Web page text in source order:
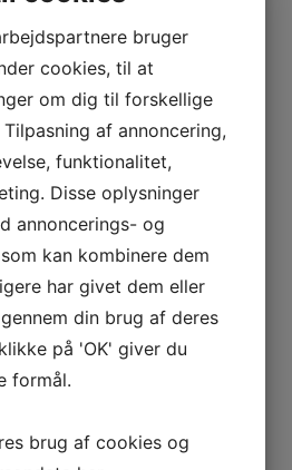
bruger
cookies, til at
om dig til forskellige
af annoncering,
funktionalitet,
Disse oplysninger
annoncerings- og
kan kombinere dem
har givet dem eller
din brug af deres
på 'OK' giver du
formål.
brug af cookies og